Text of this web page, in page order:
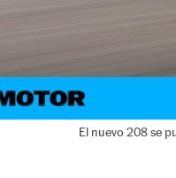
El nuevo 208 se